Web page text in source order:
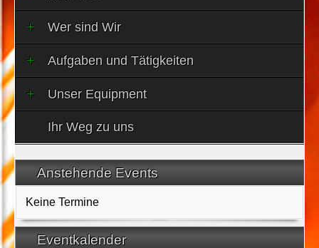
Wer sind Wir
Aufgaben und Tätigkeiten
Unser Equipment
Ihr Weg zu uns
Anstehende Events
Keine Termine
Eventkalender